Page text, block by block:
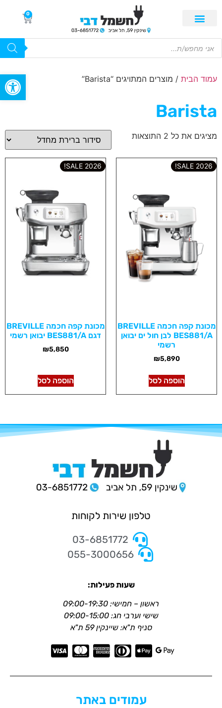
פתח
0
עמוד הבית / מוצרים המתויגים “Barista”
Barista
מציגים את כל ⁦2⁩ התוצאות
2026 SALE!
מכונת קפה חכמה BREVILLE
BES881/A לבן חול ים יבואן
רשמי
₪5,890
הוספה לסל
2026 SALE!
מכונת קפה חכמה BREVILLE
דגם BES881/A יבואן רשמי
₪5,850
הוספה לסל
טלפון שירות לקוחות
03-6851772
055-3000656
שעות פעילות:
ראשון – חמישי: 09:00-19:30
שישי וערבי חג: 09:00-15:00
סניף ת"א: שיינקין 59 ת"א
עמודים באתר